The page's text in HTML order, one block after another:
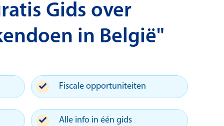
Gids over
in België"
Fiscale opportuniteiten
Alle info in één gids